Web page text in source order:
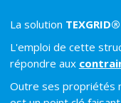
La solution
L'emploi de cette
répondre aux
Outre ses propriétés